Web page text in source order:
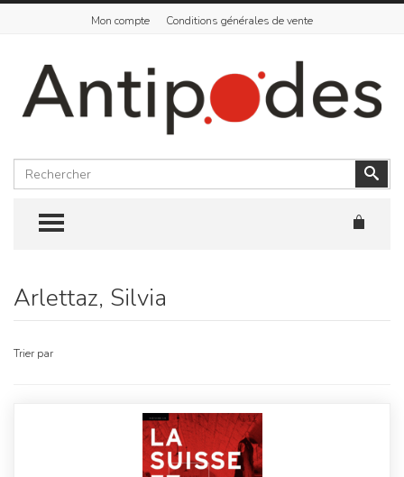
Mon compte Conditions générales de vente
Rechercher
TOGGLE MENU
Skip
content
Arlettaz, Silvia
Trier par